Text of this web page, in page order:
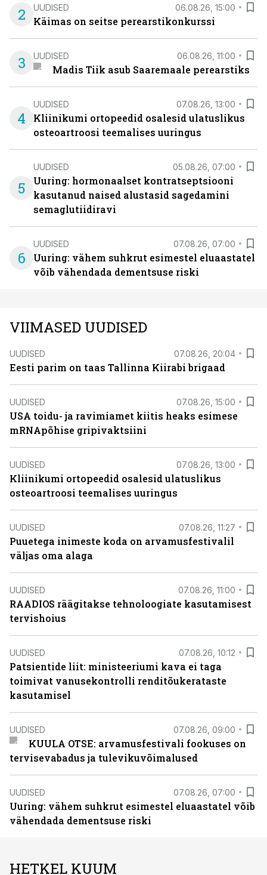
2 UUDISED 06.08.26, 15:00
Käimas on seitse perearstikonkurssi
3 UUDISED 06.08.26, 11:00
Madis Tiik asub Saaremaale perearstiks
4
UUDISED 07.08.26, 13:00
Kliinikumi ortopeedid osalesid ulatuslikus
osteoartroosi teemalises uuringus
5
UUDISED 05.08.26, 07:00
Uuring: hormonaalset kontratseptsiooni
kasutanud naised alustasid sagedamini
semaglutiidiravi
6
UUDISED 07.08.26, 07:00
Uuring: vähem suhkrut esimestel eluaastatel
võib vähendada dementsuse riski
VIIMASED UUDISED
UUDISED 07.08.26, 20:04
Eesti parim on taas Tallinna Kiirabi brigaad
UUDISED 07.08.26, 15:00
USA toidu- ja ravimiamet kiitis heaks esimese
mRNApõhise gripivaktsiini
UUDISED 07.08.26, 13:00
Kliinikumi ortopeedid osalesid ulatuslikus
osteoartroosi teemalises uuringus
UUDISED 07.08.26, 11:27
Puuetega inimeste koda on arvamusfestivalil
väljas oma alaga
UUDISED 07.08.26, 11:00
RAADIOS räägitakse tehnoloogiate kasutamisest
tervishoius
UUDISED 07.08.26, 10:12
Patsientide liit: ministeeriumi kava ei taga
toimivat vanusekontrolli renditõukerataste
kasutamisel
UUDISED 07.08.26, 09:00
KUULA OTSE: arvamusfestivali fookuses on
tervisevabadus ja tulevikuvõimalused
UUDISED 07.08.26, 07:00
Uuring: vähem suhkrut esimestel eluaastatel võib
vähendada dementsuse riski
HETKEL KUUM